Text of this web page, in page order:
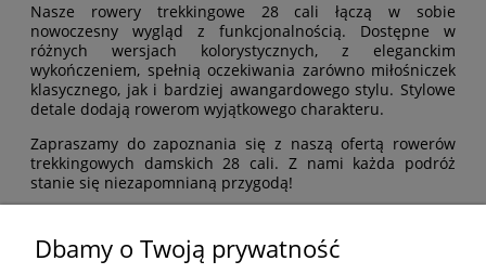
Nasze rowery trekkingowe 28 cali łączą w sobie
nowoczesny wygląd z funkcjonalnością. Dostępne w
różnych wersjach kolorystycznych, z eleganckim
wykończeniem, spełnią oczekiwania zarówno miłośniczek
klasycznego, jak i bardziej awangardowego stylu. Stylowe
detale dodają rowerom wyjątkowego charakteru.
Zapraszamy do zapoznania się z naszą ofertą rowerów
trekkingowych damskich 28 cali. Z nami każda podróż
stanie się niezapomnianą przygodą!
Dbamy o Twoją prywatność